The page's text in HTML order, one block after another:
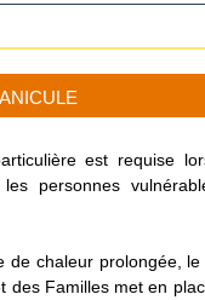
est requise
les personnes
de chaleur prolongée,
des Familles met en